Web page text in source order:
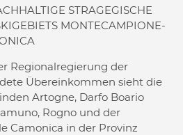
STRAGEGISCHE
MONTECAMPIONE-
Regionalregierung der
Übereinkommen sieht die
Artogne, Darfo Boario
Rogno und der
Camonica in der Provinz